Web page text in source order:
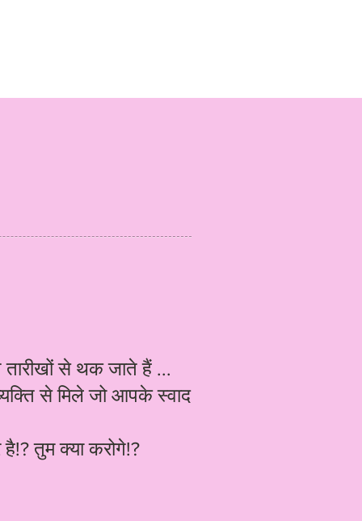
से थक जाते हैं ...
से मिले जो आपके स्वाद
तुम क्या करोगे!?